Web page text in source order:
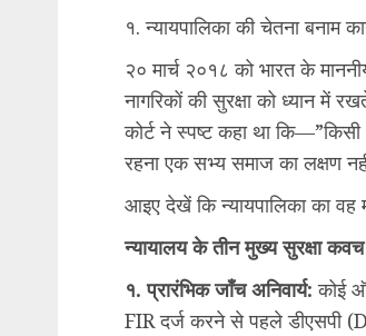
​१. न्यायपालिका की चेतना बनाम
​२० मार्च २०१८ को भारत के
नागरिकों की सुरक्षा को ध्यान में
कोर्ट ने स्पष्ट कहा था
रहना एक सभ्य समाज का लक्षण
​आइए देखें कि न्यायपालिका का
​न्यायालय के तीन मुख्य सुरक्षा
​१. प्रारंभिक जाँच अनिवार्य: कोई
FIR दर्ज करने से पहले डीएसपी